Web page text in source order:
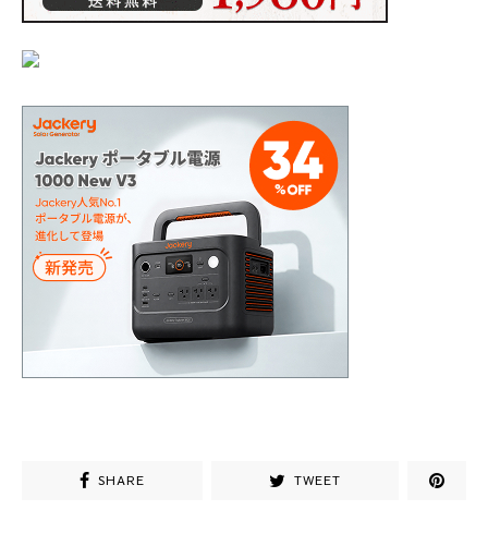
SHARE TWEET